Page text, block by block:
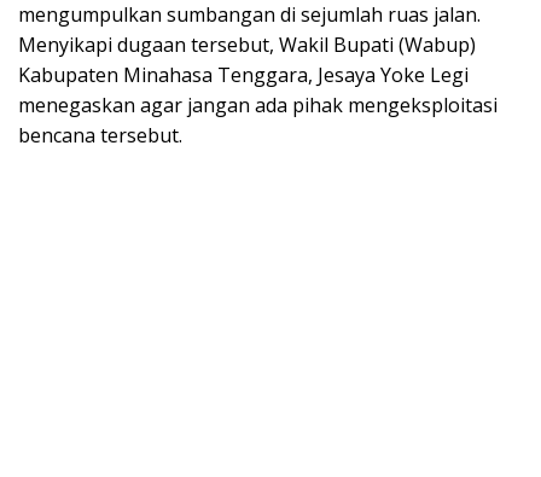
mengumpulkan sumbangan di sejumlah ruas jalan.
Menyikapi dugaan tersebut, Wakil Bupati (Wabup)
Kabupaten Minahasa Tenggara, Jesaya Yoke Legi
menegaskan agar jangan ada pihak mengeksploitasi
bencana tersebut.